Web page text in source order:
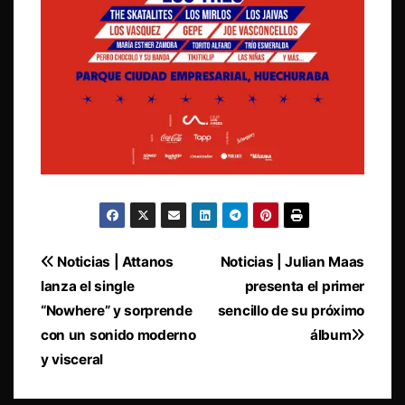
Navegación
de
entradas
Noticias | Julian Maas
presenta el primer
sencillo de su próximo
álbum
Noticias | Attanos
lanza el single
“Nowhere” y sorprende
con un sonido moderno
y visceral